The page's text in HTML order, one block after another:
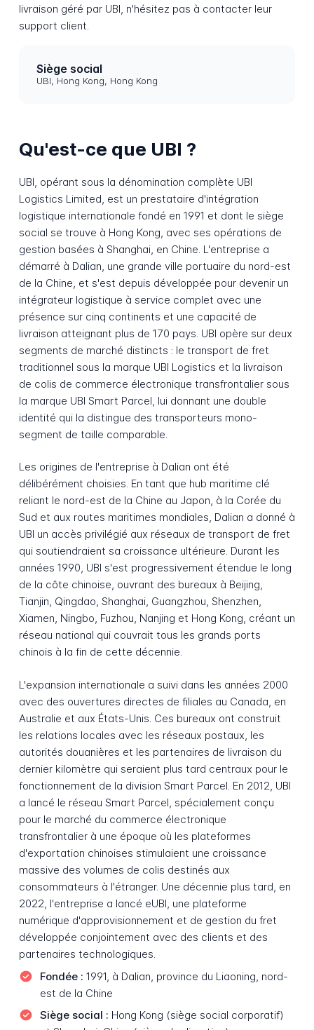
livraison géré par UBI, n'hésitez pas à contacter leur
support client.
Siège social
UBI, Hong Kong, Hong Kong
Qu'est-ce que UBI ?
UBI, opérant sous la dénomination complète UBI
Logistics Limited, est un prestataire d'intégration
logistique internationale fondé en 1991 et dont le siège
social se trouve à Hong Kong, avec ses opérations de
gestion basées à Shanghai, en Chine. L'entreprise a
démarré à Dalian, une grande ville portuaire du nord-est
de la Chine, et s'est depuis développée pour devenir un
intégrateur logistique à service complet avec une
présence sur cinq continents et une capacité de
livraison atteignant plus de 170 pays. UBI opère sur deux
segments de marché distincts : le transport de fret
traditionnel sous la marque UBI Logistics et la livraison
de colis de commerce électronique transfrontalier sous
la marque UBI Smart Parcel, lui donnant une double
identité qui la distingue des transporteurs mono-
segment de taille comparable.
Les origines de l'entreprise à Dalian ont été
délibérément choisies. En tant que hub maritime clé
reliant le nord-est de la Chine au Japon, à la Corée du
Sud et aux routes maritimes mondiales, Dalian a donné à
UBI un accès privilégié aux réseaux de transport de fret
qui soutiendraient sa croissance ultérieure. Durant les
années 1990, UBI s'est progressivement étendue le long
de la côte chinoise, ouvrant des bureaux à Beijing,
Tianjin, Qingdao, Shanghai, Guangzhou, Shenzhen,
Xiamen, Ningbo, Fuzhou, Nanjing et Hong Kong, créant un
réseau national qui couvrait tous les grands ports
chinois à la fin de cette décennie.
L'expansion internationale a suivi dans les années 2000
avec des ouvertures directes de filiales au Canada, en
Australie et aux États-Unis. Ces bureaux ont construit
les relations locales avec les réseaux postaux, les
autorités douanières et les partenaires de livraison du
dernier kilomètre qui seraient plus tard centraux pour le
fonctionnement de la division Smart Parcel. En 2012, UBI
a lancé le réseau Smart Parcel, spécialement conçu
pour le marché du commerce électronique
transfrontalier à une époque où les plateformes
d'exportation chinoises stimulaient une croissance
massive des volumes de colis destinés aux
consommateurs à l'étranger. Une décennie plus tard, en
2022, l'entreprise a lancé eUBI, une plateforme
numérique d'approvisionnement et de gestion du fret
développée conjointement avec des clients et des
partenaires technologiques.
Fondée : 1991, à Dalian, province du Liaoning, nord-
est de la Chine
Siège social : Hong Kong (siège social corporatif)